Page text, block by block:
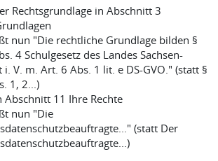
Rechtsgrundlage in Abschnitt 3
nun "Die rechtliche Grundlage bilden §
4 Schulgesetz des Landes Sachsen-
i. V. m. Art. 6 Abs. 1 lit. e DS-GVO." (statt §
1, 2...)
Abschnitt 11 Ihre Rechte
nun "Die
(statt Der